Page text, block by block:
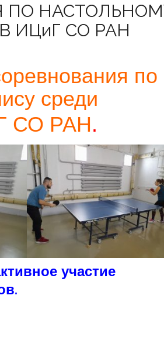
ПО
ИЦиГ СО РАН
по
среди
СО РАН.
участие
.